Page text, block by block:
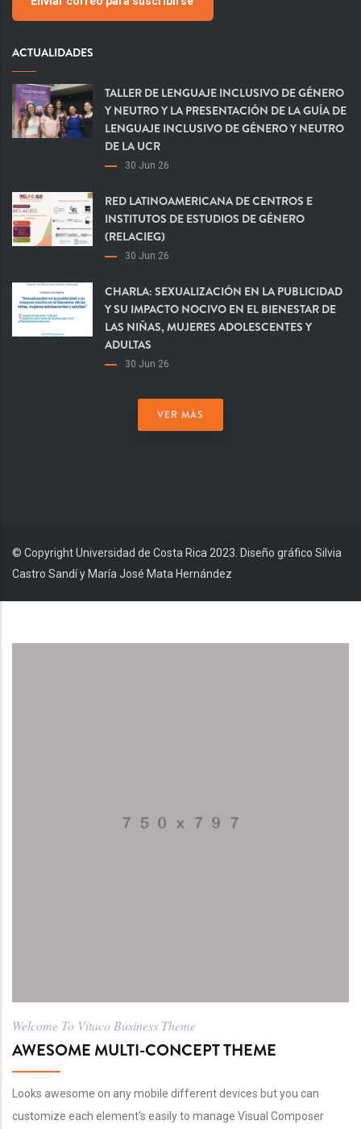
ACTUALIDADES
TALLER DE LENGUAJE INCLUSIVO DE GÉNERO
Y NEUTRO Y LA PRESENTACIÓN DE LA GUÍA DE
LENGUAJE INCLUSIVO DE GÉNERO Y NEUTRO
DE LA UCR
30 Jun 26
RED LATINOAMERICANA DE CENTROS E
INSTITUTOS DE ESTUDIOS DE GÉNERO
(RELACIEG)
30 Jun 26
CHARLA: SEXUALIZACIÓN EN LA PUBLICIDAD
Y SU IMPACTO NOCIVO EN EL BIENESTAR DE
LAS NIÑAS, MUJERES ADOLESCENTES Y
ADULTAS
30 Jun 26
VER MÁS
© Copyright Universidad de Costa Rica 2023. Diseño gráfico Silvia
Castro Sandí y María José Mata Hernández
Welcome To Vitaco Business Theme
AWESOME MULTI-CONCEPT THEME
Looks awesome on any mobile different devices but you can
customize each element’s easily to manage Visual Composer